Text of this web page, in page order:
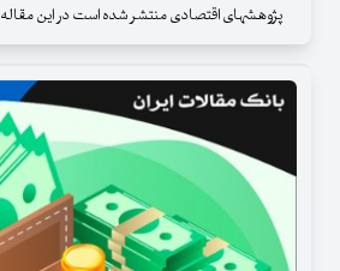
پژوهشهای اقتصادی منتشر شده است در این مقاله